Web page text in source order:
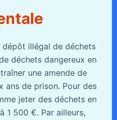
dépôt illégal de déchets
déchets dangereux en
une amende de
ans de prison. Pour des
jeter des déchets en
1 500 €. Par ailleurs,